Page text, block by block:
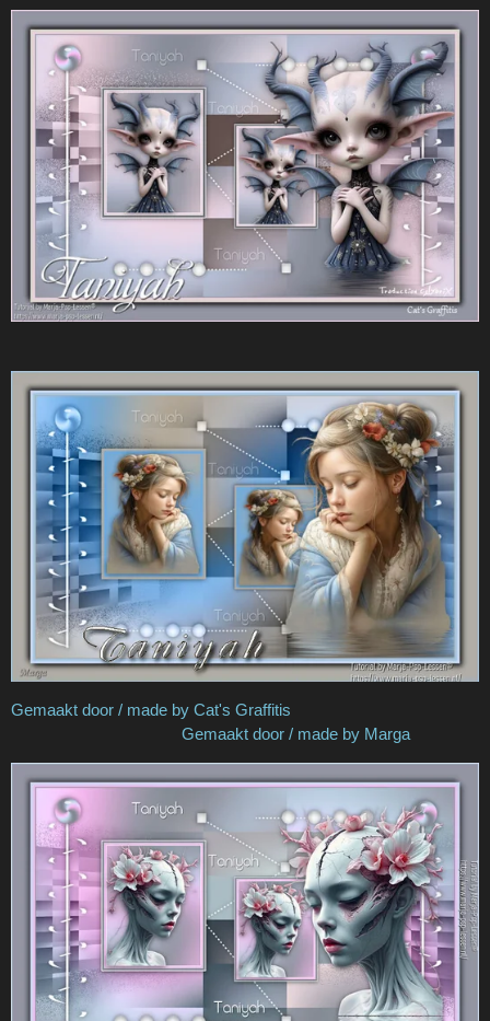
Gemaakt door / made by Cat's Graffitis
Gemaakt door / made by Marga